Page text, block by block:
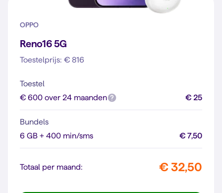
OPPO
Reno16 5G
Toestelprijs: € 816
Toestel
€ 600 over 24 maanden
€ 25
Bundels
6 GB + 400 min/sms
€ 7,50
Totaal per maand: € 32,50